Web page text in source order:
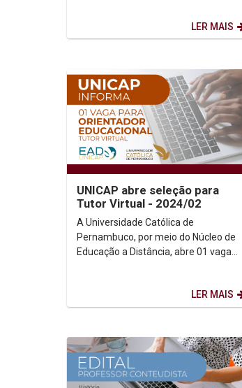
LER MAIS
UNICAP abre seleção para
Tutor Virtual - 2024/02
A Universidade Católica de
Pernambuco, por meio do Núcleo de
Educação a Distância, abre 01 vaga
LER MAIS